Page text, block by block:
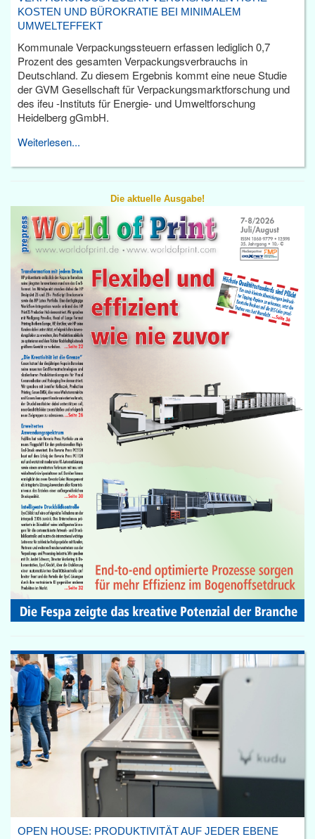
KOSTEN UND BÜROKRATIE BEI MINIMALEM
UMWELTEFFEKT
Kommunale Verpackungssteuern erfassen lediglich 0,7
Prozent des gesamten Verpackungsverbrauchs in
Deutschland. Zu diesem Ergebnis kommt eine neue Studie
der GVM Gesellschaft für Verpackungsmarktforschung und
des ifeu -Instituts für Energie- und Umweltforschung
Heidelberg gGmbH.
Weiterlesen...
Die aktuelle Ausgabe!
OPEN HOUSE: PRODUKTIVITÄT AUF JEDER EBENE